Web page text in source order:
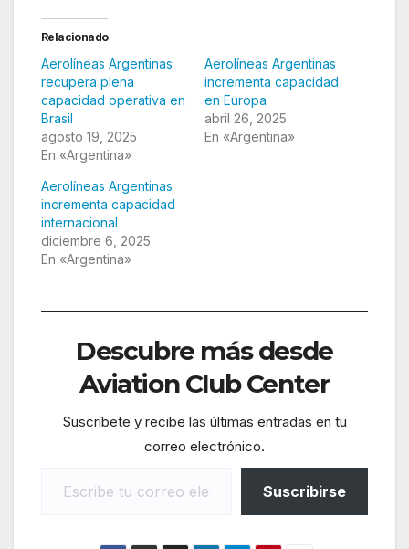
Relacionado
Aerolíneas Argentinas
recupera plena
capacidad operativa en
Brasil
agosto 19, 2025
En «Argentina»
Aerolíneas Argentinas
incrementa capacidad
en Europa
abril 26, 2025
En «Argentina»
Aerolíneas Argentinas
incrementa capacidad
internacional
diciembre 6, 2025
En «Argentina»
Descubre más desde
Aviation Club Center
Suscríbete y recibe las últimas entradas en tu
correo electrónico.
Suscribirse